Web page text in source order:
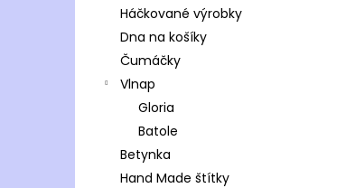
Háčkované výrobky
Dna na košíky
Čumáčky
Vlnap
Gloria
Batole
Betynka
Hand Made štítky